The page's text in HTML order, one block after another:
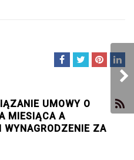
UMOWY O
MIESIĄCA A
WYNAGRODZENIE ZA